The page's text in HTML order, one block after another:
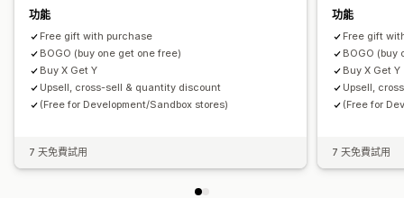
功能
Free gift with purchase
BOGO (buy one get one free)
Buy X Get Y
Upsell, cross-sell & quantity discount
(Free for Development/Sandbox stores)
7 天免費試用
功能
Free gift
BOGO (buy
Buy X Get Y
Upsell,
(Free for
7 天免費試用